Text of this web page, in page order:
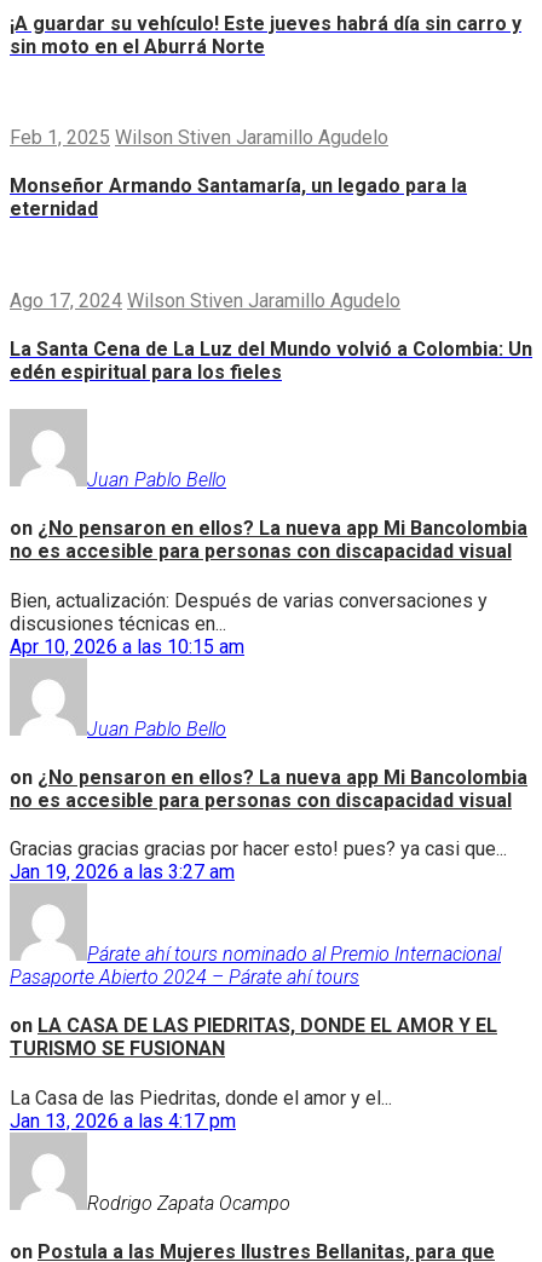
¡A guardar su vehículo! Este jueves habrá día sin carro y
sin moto en el Aburrá Norte
Feb 1, 2025 Wilson Stiven Jaramillo Agudelo
Monseñor Armando Santamaría, un legado para la
eternidad
Ago 17, 2024 Wilson Stiven Jaramillo Agudelo
La Santa Cena de La Luz del Mundo volvió a Colombia: Un
edén espiritual para los fieles
Juan Pablo Bello
on ¿No pensaron en ellos? La nueva app Mi Bancolombia
no es accesible para personas con discapacidad visual
Bien, actualización: Después de varias conversaciones y
discusiones técnicas en...
Apr 10, 2026 a las 10:15 am
Juan Pablo Bello
on ¿No pensaron en ellos? La nueva app Mi Bancolombia
no es accesible para personas con discapacidad visual
Gracias gracias gracias por hacer esto! pues? ya casi que...
Jan 19, 2026 a las 3:27 am
Párate ahí tours nominado al Premio Internacional
Pasaporte Abierto 2024 – Párate ahí tours
on LA CASA DE LAS PIEDRITAS, DONDE EL AMOR Y EL
TURISMO SE FUSIONAN
La Casa de las Piedritas, donde el amor y el...
Jan 13, 2026 a las 4:17 pm
Rodrigo Zapata Ocampo
on Postula a las Mujeres Ilustres Bellanitas, para que